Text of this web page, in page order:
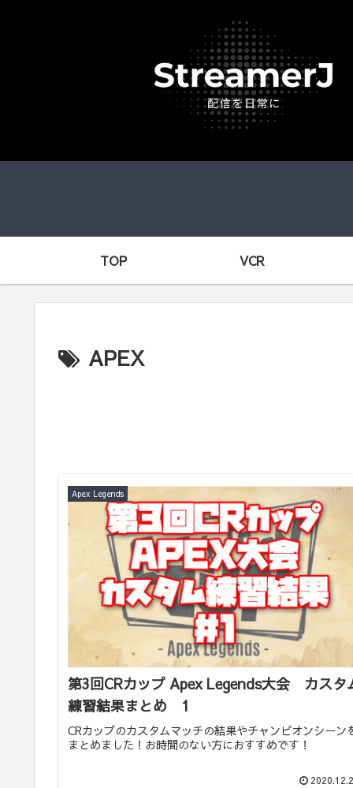
TOP VCR
APEX
Apex Legends
第3回CRカップ Apex Legends大会 カスタ
練習結果まとめ 1
CRカップのカスタムマッチの結果やチャンピオンシーン
まとめました！お時間のない方におすすめです！